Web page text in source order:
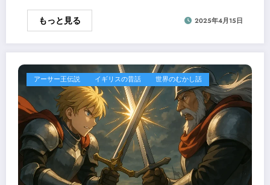
もっと見る 2025年4月15日
アーサー王伝説 イギリスの昔話 世界のむかし話